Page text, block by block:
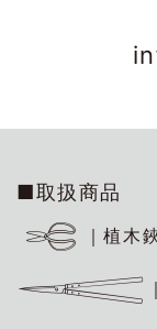
■取扱商品
｜植木